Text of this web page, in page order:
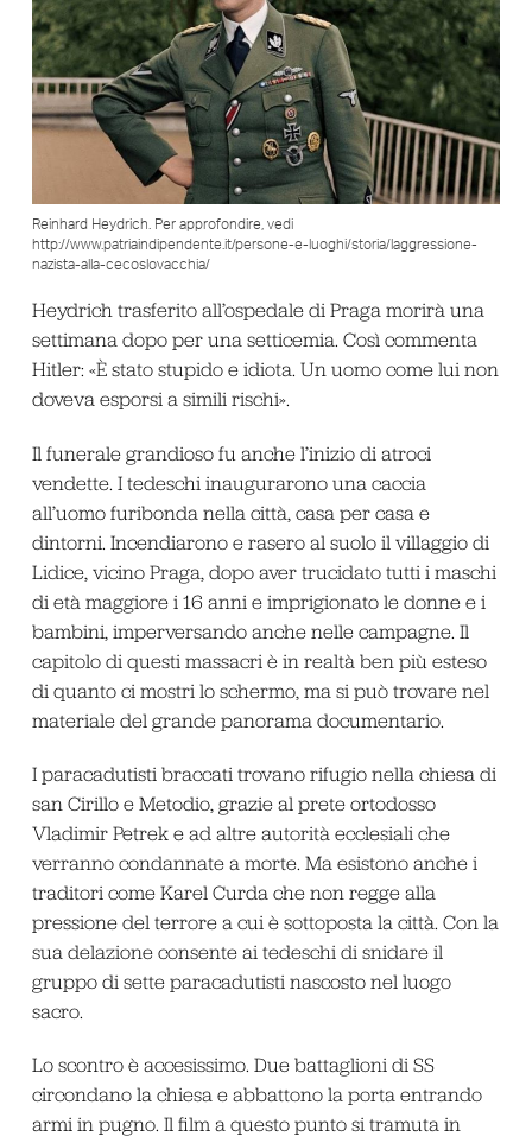
Reinhard Heydrich. Per approfondire, vedi
http://www.patriaindipendente.it/persone-e-luoghi/storia/laggressione-
nazista-alla-cecoslovacchia/
Heydrich trasferito all’ospedale di Praga morirà una
settimana dopo per una setticemia. Così commenta
Hitler: «È stato stupido e idiota. Un uomo come lui non
doveva esporsi a simili rischi».
Il funerale grandioso fu anche l’inizio di atroci
vendette. I tedeschi inaugurarono una caccia
all’uomo furibonda nella città, casa per casa e
dintorni. Incendiarono e rasero al suolo il villaggio di
Lidice, vicino Praga, dopo aver trucidato tutti i maschi
di età maggiore i 16 anni e imprigionato le donne e i
bambini, imperversando anche nelle campagne. Il
capitolo di questi massacri è in realtà ben più esteso
di quanto ci mostri lo schermo, ma si può trovare nel
materiale del grande panorama documentario.
I paracadutisti braccati trovano rifugio nella chiesa di
san Cirillo e Metodio, grazie al prete ortodosso
Vladimir Petrek e ad altre autorità ecclesiali che
verranno condannate a morte. Ma esistono anche i
traditori come Karel Curda che non regge alla
pressione del terrore a cui è sottoposta la città. Con la
sua delazione consente ai tedeschi di snidare il
gruppo di sette paracadutisti nascosto nel luogo
sacro.
Lo scontro è accesissimo. Due battaglioni di SS
circondano la chiesa e abbattono la porta entrando
armi in pugno. Il film a questo punto si tramuta in